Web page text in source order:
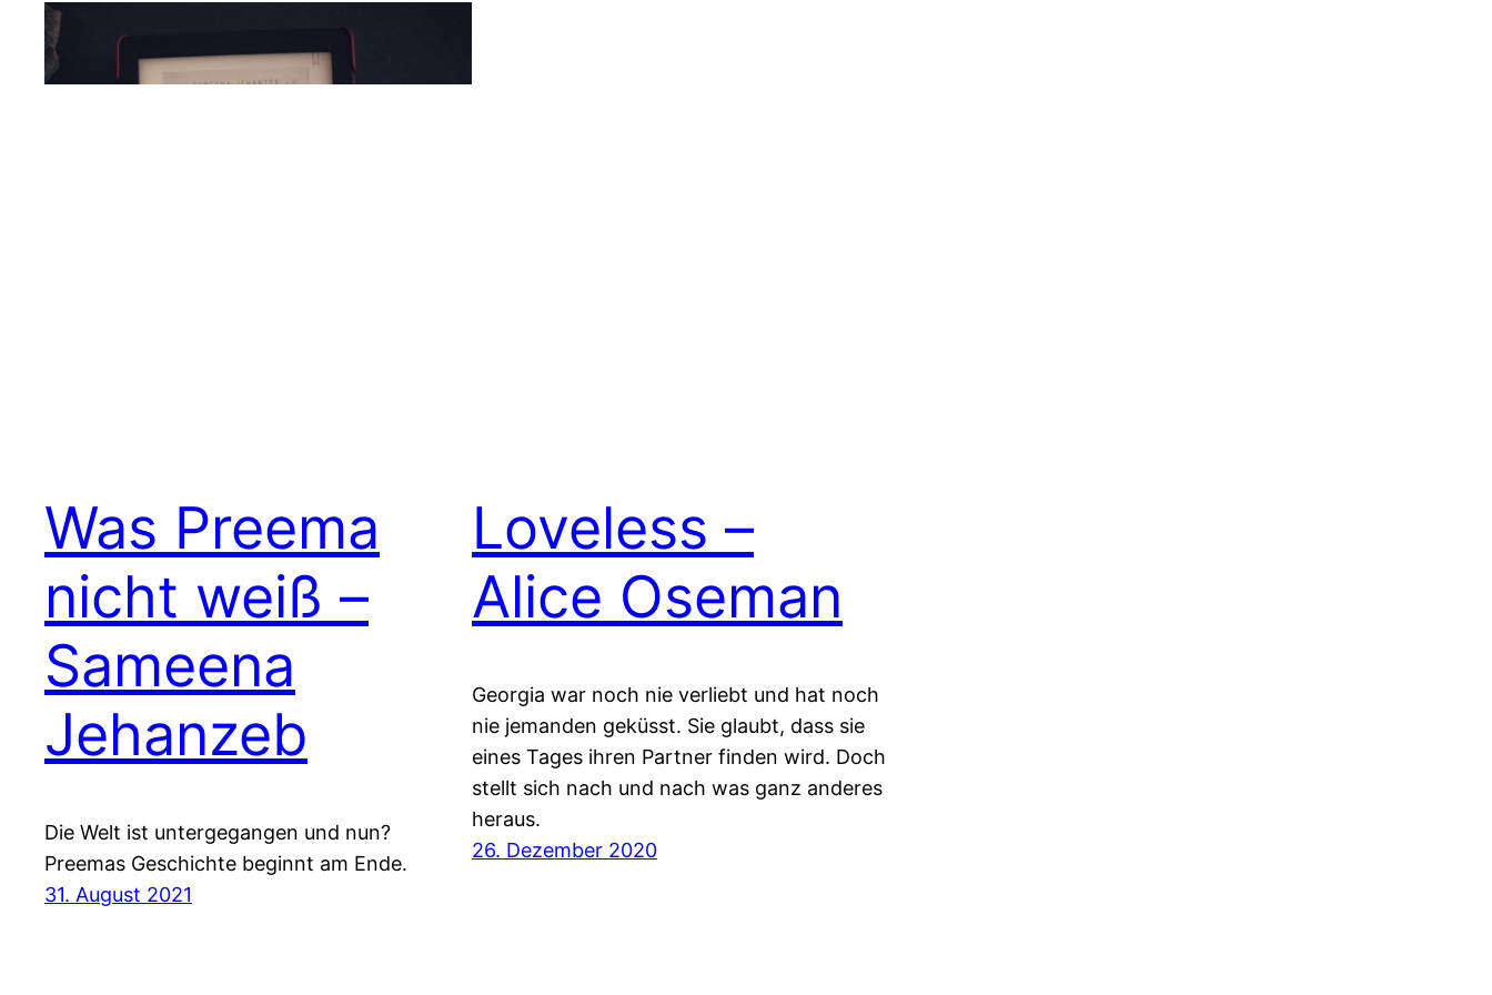
Was Preema
nicht weiß –
Sameena
Jehanzeb
Die Welt ist untergegangen und nun?
Preemas Geschichte beginnt am Ende.
31. August 2021
Loveless –
Alice Oseman
Georgia war noch nie verliebt und hat noch
nie jemanden geküsst. Sie glaubt, dass sie
eines Tages ihren Partner finden wird. Doch
stellt sich nach und nach was ganz anderes
heraus.
26. Dezember 2020